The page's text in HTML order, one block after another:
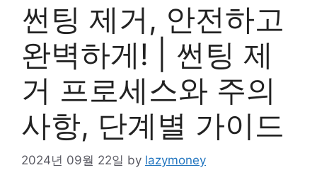
썬팅 제거, 안전하고
완벽하게! | 썬팅 제
거 프로세스와 주의
사항, 단계별 가이드
2024년 09월 22일 by lazymoney